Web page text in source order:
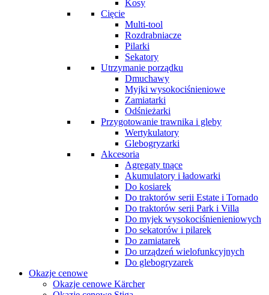
Kosy
Cięcie
Multi-tool
Rozdrabniacze
Pilarki
Sekatory
Utrzymanie porządku
Dmuchawy
Myjki wysokociśnieniowe
Zamiatarki
Odśnieżarki
Przygotowanie trawnika i gleby
Wertykulatory
Glebogryzarki
Akcesoria
Agregaty tnące
Akumulatory i ładowarki
Do kosiarek
Do traktorów serii Estate i Tornado
Do traktorów serii Park i Villa
Do myjek wysokociśnienieniowych
Do sekatorów i pilarek
Do zamiatarek
Do urządzeń wielofunkcyjnych
Do glebogryzarek
Okazje cenowe
Okazje cenowe Kärcher